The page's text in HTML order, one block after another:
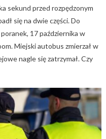
sekund przed rozpędzonym
się na dwie części. Do
17 października w
Miejski autobus zmierzał w
nagle się zatrzymał. Czy